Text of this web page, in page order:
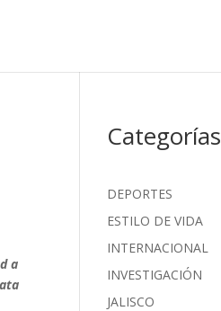
a
Categorías
DEPORTES
ESTILO DE VIDA
INTERNACIONAL
INVESTIGACIÓN
JALISCO